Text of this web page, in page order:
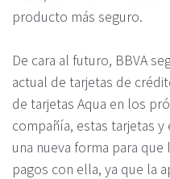
producto más seguro.
De cara al futuro, BBVA
actual de tarjetas de
de tarjetas Aqua en los
compañía, estas tarjetas
una nueva forma para
pagos con ella, ya que la